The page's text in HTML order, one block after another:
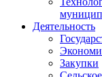
Деятельность
Закупки